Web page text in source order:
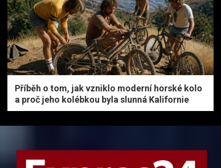
Příběh o tom, jak vzniklo moderní horské kolo
a proč jeho kolébkou byla slunná Kalifornie